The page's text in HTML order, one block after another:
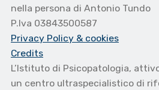
nella persona di Antonio Tundo
P.Iva 03843500587
Privacy Policy & cookies
Credits
L’Istituto di Psicopatologia,
un centro ultraspecialistico di